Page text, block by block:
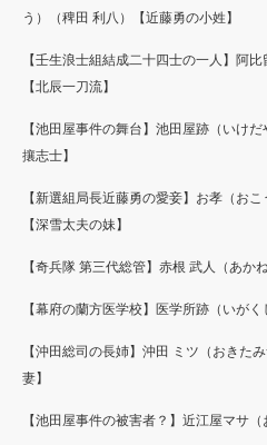
う）（稗田 利八）【近藤勇の小姓】
【壬生浪士組結成二十四士の一人】阿
【北辰一刀流】
【池田屋事件の舞台】池田屋跡（いけ
攘志士】
【新選組局長近藤勇の愛妾】お孝（お
【深雪太夫の妹】
【奇兵隊 第三代総管】赤根 武人（あか
【幕府の蘭方医学校】医学所跡（いがく
【沖田総司の長姉】沖田 ミツ（おきた
妻】
【池田屋事件の被害者？】近江屋マサ